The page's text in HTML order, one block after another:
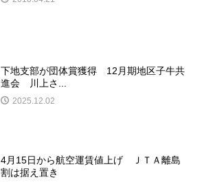
下地支部が団体賞獲得 12月期地区子牛共
進会 川上さ...
2025.12.02
4月15日から航空運賃値上げ ＪＴＡ離島
割は据え置き